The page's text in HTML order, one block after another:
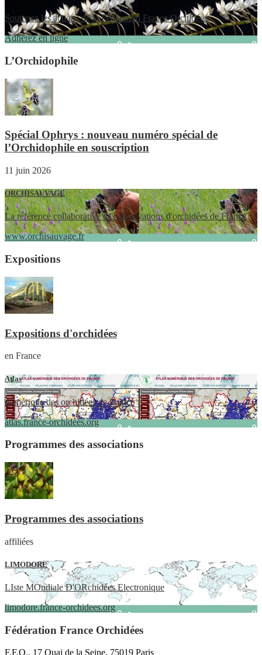
Soutenez les actions de la Fédération France Orchidées
Adhérez en ligne
L’Orchidophile
Spécial Ophrys : nouveau numéro spécial de
l’Orchidophile en souscription
11 juin 2026
ORCHISAUVAGE
La référence collaborative des observations d'orchidées de France
www.orchisauvage.fr
Expositions
Expositions d'orchidées
en France
Atlas
numérique des orchidées de France
atlas.france-orchidees.org
Programmes des associations
Programmes des associations
affiliées
LIMODORE
LIste MOndiale D'ORchidées Electronique
limodore.france-orchidees.org
Fédération France Orchidées
F.F.O., 17 Quai de la Seine, 75019 Paris